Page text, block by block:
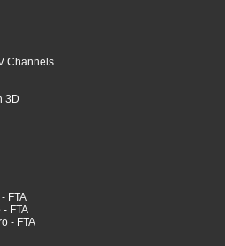
Channels
3D
FTA
FTA
- FTA